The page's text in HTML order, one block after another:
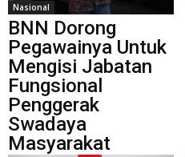
Nasional
BNN Dorong
Pegawainya Untuk
Mengisi Jabatan
Fungsional
Penggerak
Swadaya
Masyarakat